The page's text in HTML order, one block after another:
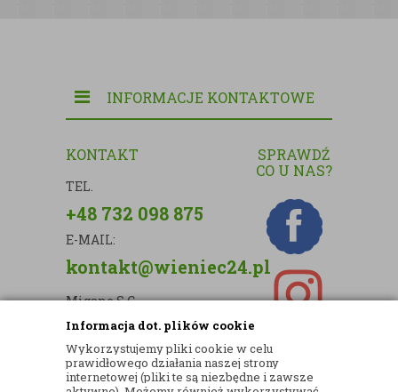
Informacja dot. plików cookie
Wykorzystujemy pliki cookie w celu
prawidłowego działania naszej strony
internetowej (pliki te są niezbędne i zawsze
INFORMACJE KONTAKTOWE
KONTAKT
TEL.
+48 732 098 875
E-MAIL:
kontakt@wieniec24.pl
Migano S.C.
ul. Kartograficzna 88c/m33
03-290 Warszawa
NIP: 5242813637
SPRAWDŹ
CO U NAS?